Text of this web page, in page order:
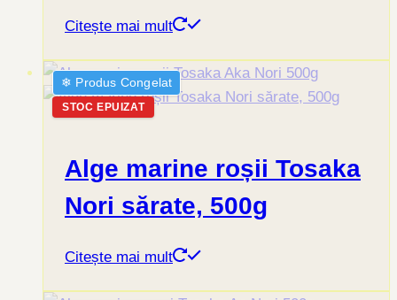
Citește mai mult
❄︎ Produs Congelat
STOC EPUIZAT
Alge marine roșii Tosaka
Nori sărate, 500g
Citește mai mult